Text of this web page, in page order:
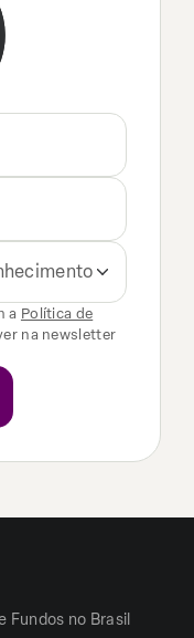
a Política de
na newsletter
Fundos no Brasil